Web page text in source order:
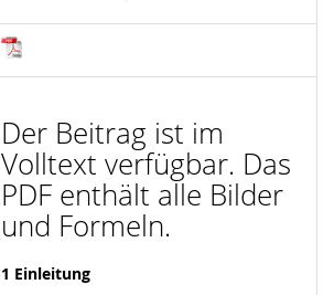
Der Beitrag ist im
Volltext verfügbar. Das
PDF enthält alle Bilder
und Formeln.
1 Einleitung